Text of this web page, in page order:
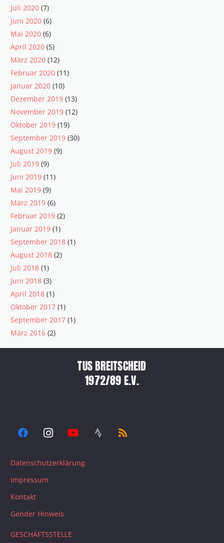
Juli 2020 (7)
Juni 2020 (6)
Mai 2020 (6)
April 2020 (5)
März 2020 (12)
Februar 2020 (11)
Januar 2020 (10)
Dezember 2019 (13)
November 2019 (12)
Oktober 2019 (19)
September 2019 (30)
August 2019 (9)
Juli 2019 (9)
Juni 2019 (11)
Mai 2019 (9)
März 2019 (6)
Februar 2019 (2)
Januar 2019 (1)
September 2018 (1)
August 2018 (2)
Juli 2018 (1)
Juni 2018 (3)
April 2018 (1)
Oktober 2017 (1)
September 2017 (1)
März 2016 (2)
TUS BREITSCHEID
1972/89 E.V.
Datenschutzerklärung
Impressum
Kontakt
Gender Hinweis
GESCHÄFTSSTELLE